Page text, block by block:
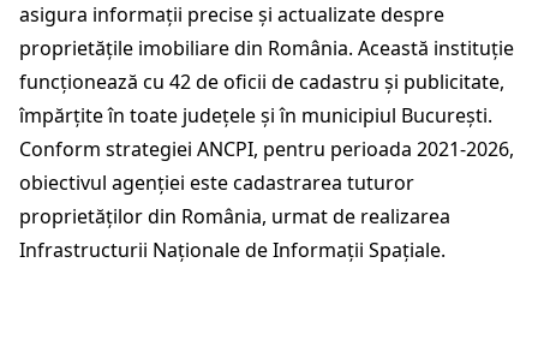
asigura informații precise și actualizate despre
proprietățile imobiliare din România. Această instituție
funcționează cu 42 de oficii de cadastru și publicitate,
împărțite în toate județele și în municipiul București.
Conform strategiei ANCPI, pentru perioada 2021-2026,
obiectivul agenției este cadastrarea tuturor
proprietăților din România, urmat de realizarea
Infrastructurii Naționale de Informații Spațiale.